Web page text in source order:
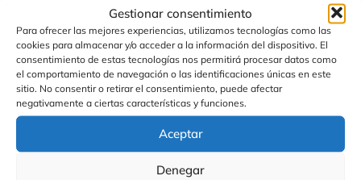
Gestionar consentimiento
Para ofrecer las mejores experiencias, utilizamos tecnologías como las
cookies para almacenar y/o acceder a la información del dispositivo. El
consentimiento de estas tecnologías nos permitirá procesar datos como
el comportamiento de navegación o las identificaciones únicas en este
sitio. No consentir o retirar el consentimiento, puede afectar
negativamente a ciertas características y funciones.
Aceptar
Denegar
Limpiar con un paño húmedo mojado en agua. No es necesario
lavarlo a máquina, lo que ayuda a conservar su textura y forma
originales.
?? Un peluche encantador, ecológico y realista, perfecto para
abrazar, jugar y coleccionar.
Productos Relacionados